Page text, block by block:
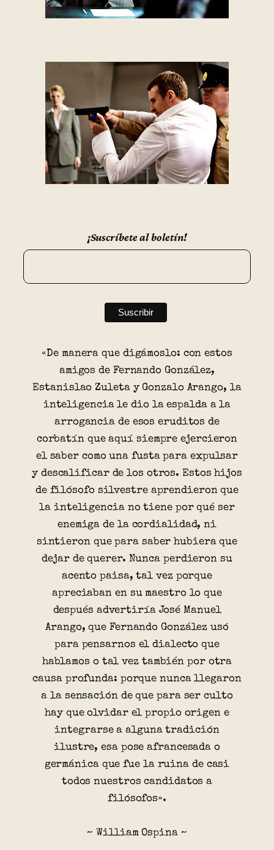
¡Suscríbete al boletín!
«De manera que digámoslo: con estos
amigos de Fernando González,
Estanislao Zuleta y Gonzalo Arango, la
inteligencia le dio la espalda a la
arrogancia de esos eruditos de
corbatín que aquí siempre ejercieron
el saber como una fusta para expulsar
y descalificar de los otros. Estos hijos
de filósofo silvestre aprendieron que
la inteligencia no tiene por qué ser
enemiga de la cordialidad, ni
sintieron que para saber hubiera que
dejar de querer. Nunca perdieron su
acento paisa, tal vez porque
apreciaban en su maestro lo que
después advertiría José Manuel
Arango, que Fernando González usó
para pensarnos el dialecto que
hablamos o tal vez también por otra
causa profunda: porque nunca llegaron
a la sensación de que para ser culto
hay que olvidar el propio origen e
integrarse a alguna tradición
ilustre, esa pose afrancesada o
germánica que fue la ruina de casi
todos nuestros candidatos a
filósofos».
~ William Ospina ~